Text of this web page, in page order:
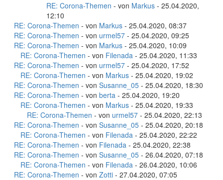
RE: Corona-Themen - von Markus - 25.04.2020,
12:10
RE: Corona-Themen - von Markus - 25.04.2020, 08:37
RE: Corona-Themen - von urmel57 - 25.04.2020, 09:25
RE: Corona-Themen - von Markus - 25.04.2020, 10:09
RE: Corona-Themen - von Filenada - 25.04.2020, 11:33
RE: Corona-Themen - von urmel57 - 25.04.2020, 17:52
RE: Corona-Themen - von Markus - 25.04.2020, 19:02
RE: Corona-Themen - von Susanne_05 - 25.04.2020, 18:30
RE: Corona-Themen - von berta - 25.04.2020, 19:20
RE: Corona-Themen - von Markus - 25.04.2020, 19:33
RE: Corona-Themen - von urmel57 - 25.04.2020, 22:13
RE: Corona-Themen - von Susanne_05 - 25.04.2020, 20:18
RE: Corona-Themen - von Filenada - 25.04.2020, 22:22
RE: Corona-Themen - von Filenada - 25.04.2020, 22:38
RE: Corona-Themen - von Susanne_05 - 26.04.2020, 07:18
RE: Corona-Themen - von Filenada - 26.04.2020, 10:06
RE: Corona-Themen - von Zotti - 27.04.2020, 07:05